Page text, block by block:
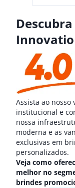
Descubra
Assista ao nosso
institucional e
nossa
moderna e as
exclusivas em
personalizados.
Veja como
melhor no
brindes